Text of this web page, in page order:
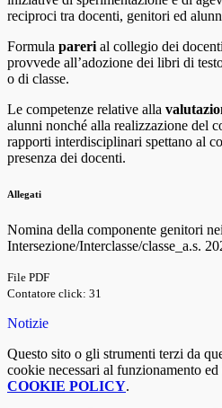
reciproci tra docenti, genitori ed
Formula pareri al collegio dei
provvede all’adozione dei libri di
o di classe.
Le competenze relative alla
alunni nonché alla realizzazione del
rapporti interdisciplinari spettano al
presenza dei docenti.
Allegati
Nomina della componente genitori
Intersezione/Interclasse/classe_a.s.
File PDF
Contatore click: 31
Notizie
Questo sito o gli strumenti terzi da
cookie necessari al funzionamento
COOKIE POLICY.